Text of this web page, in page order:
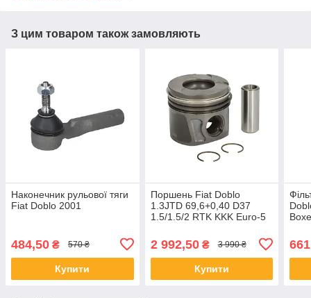
З цим товаром також замовляють
Наконечник рульової тяги
Fiat Doblo 2001
484,50 ₴ 570 ₴
Купити
Поршень Fiat Doblo
1.3JTD 69,6+0,40 D37
1.5/1.5/2 RTK KKK Euro-5
2 992,50₴ 3 990 ₴
Купити